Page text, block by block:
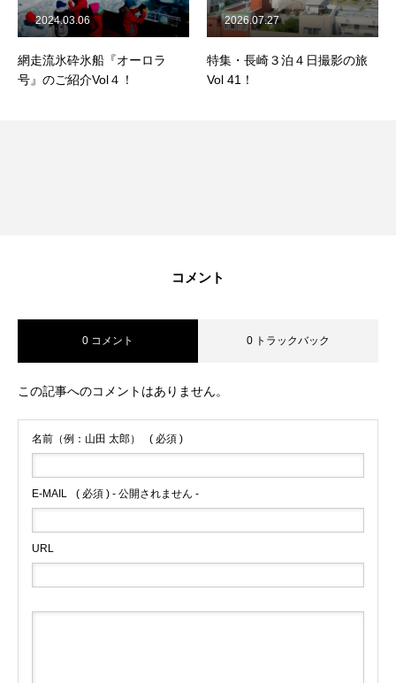
網走流氷砕氷船『オーロラ
号』のご紹介Vol４！
2024.03.06
特集・長崎３泊４日撮影の旅
Vol 41！
2026.07.27
コメント
0 コメント 0 トラックバック
この記事へのコメントはありません。
名前（例：山田 太郎） ( 必須 )
E-MAIL ( 必須 ) - 公開されません -
URL